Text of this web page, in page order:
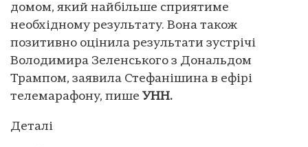
домом, який найбільше сприятиме
необхідному результату. Вона також
позитивно оцінила результати зустрічі
Володимира Зеленського з Дональдом
Трампом, заявила Стефанішина в ефірі
телемарафону, пише УНН.
Деталі